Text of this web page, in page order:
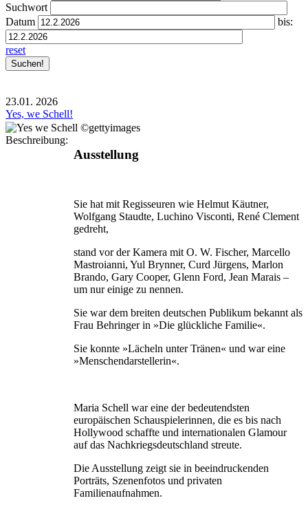
Suchwort
Datum
bis:
reset
23.01. 2026
Yes, we Schell!
Beschreibung:
Ausstellung
Sie hat mit Regisseuren wie Helmut Käutner,
Wolfgang Staudte, Luchino Visconti, René Clement
gedreht,
stand vor der Kamera mit O. W. Fischer, Marcello
Mastroianni, Yul Brynner, Curd Jürgens, Marlon
Brando, Gary Cooper, Glenn Ford, Jean Marais –
um nur einige zu nennen.
Sie war dem breiten deutschen Publikum bekannt als
Frau Behringer in »Die glückliche Familie«.
Sie konnte »Lächeln unter Tränen« und war eine
»Menschendarstellerin«.
Maria Schell war eine der bedeutendsten
europäischen Schauspielerinnen, die es bis nach
Hollywood schaffte und internationalen Glamour
auf das Nachkriegsdeutschland streute.
Die Ausstellung zeigt sie in beeindruckenden
Porträts, Szenenfotos und privaten
Familienaufnahmen.